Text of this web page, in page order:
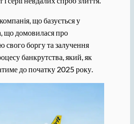
що базується у
що домовилася про
свого боргу та залучення
банкрутства, який, як
до початку 2025 року.